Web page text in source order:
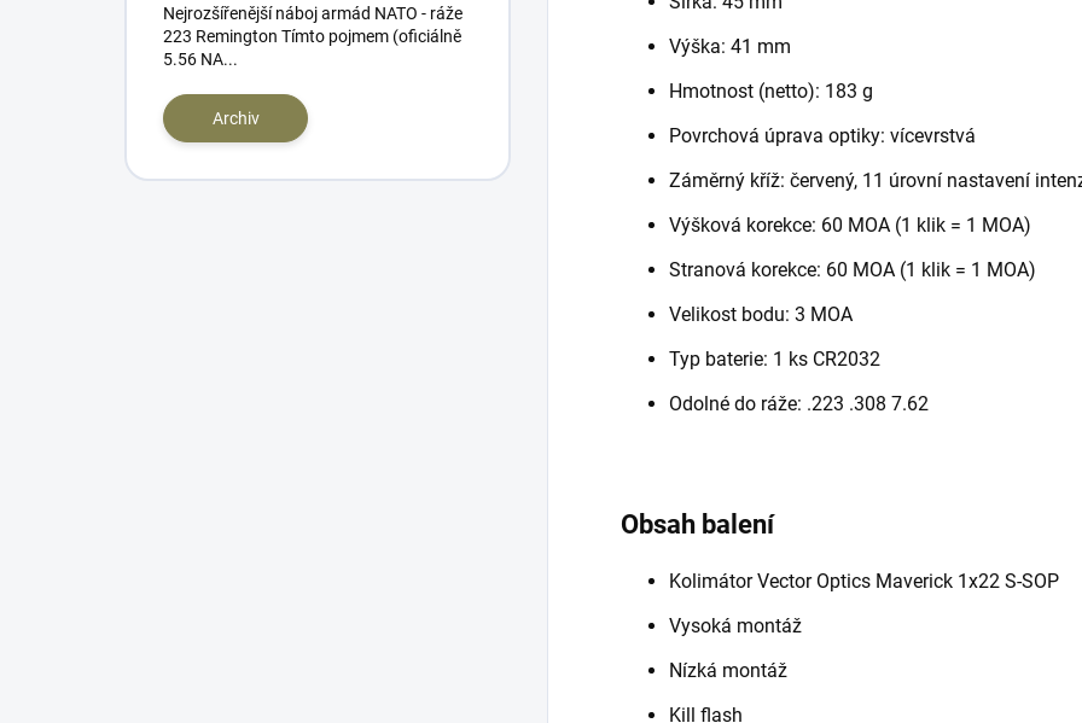
Nejrozšířenější náboj armád NATO - ráže
223 Remington Tímto pojmem (oficiálně
5.56 NA...
Archiv
Výška: 41 mm
Hmotnost (netto): 183 g
Povrchová úprava optiky: vícevrstvá
Záměrný kříž: červený, 11 úrovní nastavení
Výšková korekce: 60 MOA (1 klik = 1 MOA)
Stranová korekce: 60 MOA (1 klik = 1 MOA)
Velikost bodu: 3 MOA
Typ baterie: 1 ks CR2032
Odolné do ráže: .223 .308 7.62
Obsah balení
Kolimátor Vector Optics Maverick 1x22 S-SOP
Vysoká montáž
Nízká montáž
Kill flash